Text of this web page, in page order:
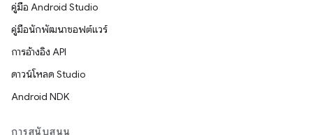
คู่มือ Android Studio
คู่มือนักพัฒนาซอฟต์แวร์
การอ้างอิง API
ดาวน์โหลด Studio
Android NDK
การสนับสนุน